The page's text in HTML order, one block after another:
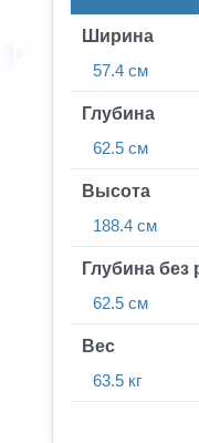
Ширина
57.4 см
Глубина
62.5 см
Высота
188.4 см
Глубина без
62.5 см
Вес
63.5 кг